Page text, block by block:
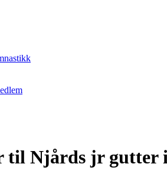
til Njårds jr gutter